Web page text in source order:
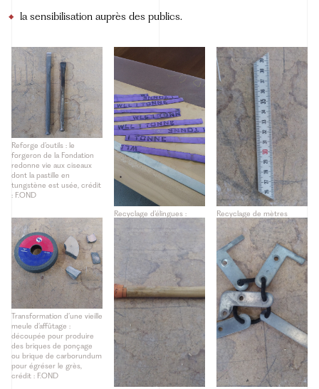
la sensibilisation auprès des publics.
Reforge d’outils : le
forgeron de la Fondation
redonne vie aux ciseaux
dont la pastille en
tungstène est usée, crédit
: F.OND
Recyclage d’élingues :
dispositifs de protection
Recyclage de mètres
pliants : utilisés pour
fabriquer des cales de
pose, crédit : F.OND
Transformation d’une vieille
meule d’affûtage :
découpée pour produire
des briques de ponçage
ou brique de carborundum
pour égréser le grès,
crédit : F.OND